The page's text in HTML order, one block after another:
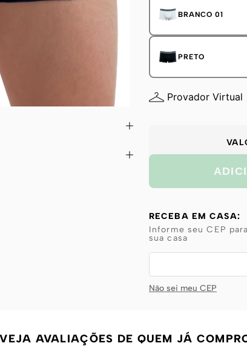
BRANCO 01
PRETO
Provador Virtual
RECEBA EM CASA:
Informe seu CEP
sua casa
Não sei meu CEP
VEJA AVALIAÇÕES DE QUEM JÁ